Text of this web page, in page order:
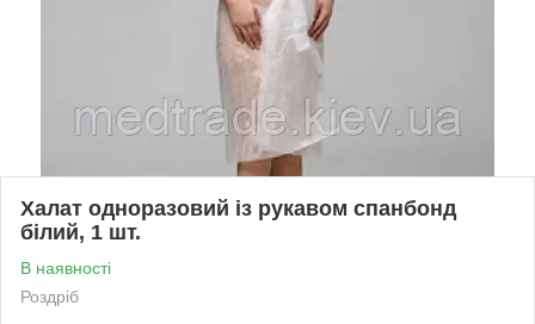
Халат одноразовий із рукавом спанбонд
білий, 1 шт.
В наявності
Роздріб